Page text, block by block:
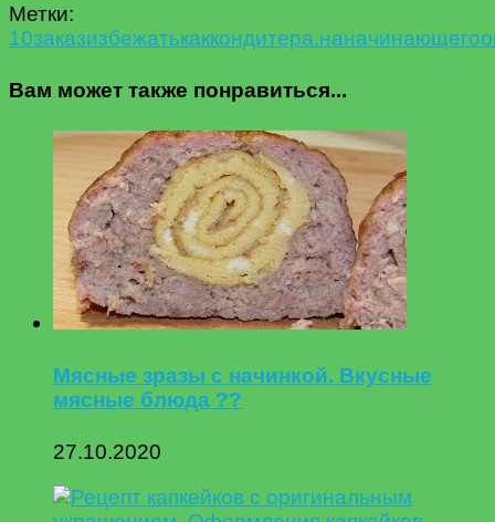
Метки:
10заказизбежатькаккондитера.наначинающего
Вам может также понравиться...
Мясные зразы с начинкой. Вкусные
мясные блюда ??
27.10.2020